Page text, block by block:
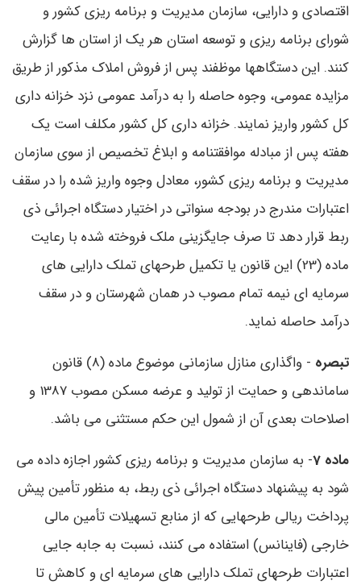
اقتصادی و دارایی، سازمان مدیریت و برنامه ریزی کشور و
شورای برنامه ریزی و توسعه استان هر یک از استان ها گزارش
کنند. این دستگاهها موظفند پس از فروش املاک مذکور از طریق
مزایده عمومی، وجوه حاصله را به درآمد عمومی نزد خزانه داری
کل کشور واریز نمایند. خزانه داری کل کشور مکلف است یک
هفته پس از مبادله موافقتنامه و ابلاغ تخصیص از سوی سازمان
مدیریت و برنامه ریزی کشور، معادل وجوه واریز شده را در سقف
اعتبارات مندرج در بودجه سنواتی در اختیار دستگاه اجرائی ذی
ربط قرار دهد تا صرف جایگزینی ملک فروخته شده با رعایت
ماده (23) این قانون یا تکمیل طرحهای تملک دارایی های
سرمایه ای نیمه تمام مصوب در همان شهرستان و در سقف
درآمد حاصله نماید.
تبصره
- واگذاری منازل سازمانی موضوع ماده (8) قانون
ساماندهی و حمایت از تولید و عرضه مسکن مصوب 1387 و
اصلاحات بعدی آن از شمول این حکم مستثنی می باشد.
ماده 7
- به سازمان مدیریت و برنامه ریزی کشور اجازه داده می
شود به پیشنهاد دستگاه اجرائی ذی ربط، به منظور تأمین پیش
پرداخت ریالی طرحهایی که از منابع تسهیلات تأمین مالی
خارجی (فاینانس) استفاده می کنند، نسبت به جابه جایی
اعتبارات طرحهای تملک دارایی های سرمایه ای و کاهش تا